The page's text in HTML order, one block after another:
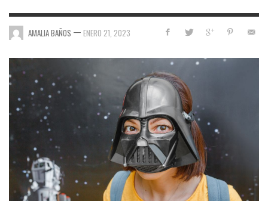
AMALIA BAÑOS — ENERO 21, 2023